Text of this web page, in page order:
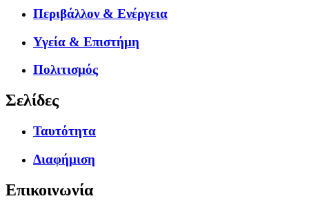
Περιβάλλον & Ενέργεια
Υγεία & Επιστήμη
Πολιτισμός
Σελίδες
Ταυτότητα
Διαφήμιση
Επικοινωνία